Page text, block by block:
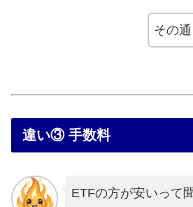
その通
違い③ 手数料
ETFの方が安いって